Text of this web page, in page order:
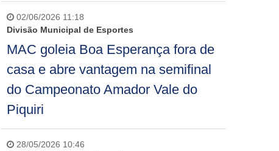
02/06/2026 11:18
Divisão Municipal de Esportes
MAC goleia Boa Esperança fora de
casa e abre vantagem na semifinal
do Campeonato Amador Vale do
Piquiri
28/05/2026 10:46